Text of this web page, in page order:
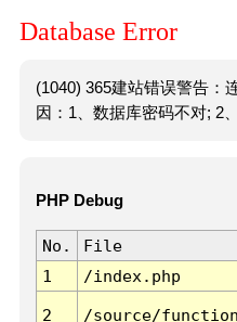
Database Error
(1040) 365建站错误警告：
因：1、数据库密码不对; 2
PHP Debug
No. File
1
/index.php
2 /source/